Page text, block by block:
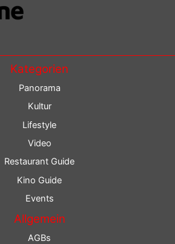
Kategorien
Panorama
Kultur
Lifestyle
Video
Restaurant Guide
Kino Guide
Events
Allgemein
AGBs